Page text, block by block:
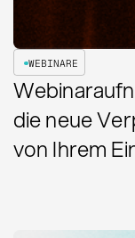
WEBINARE
die neue
von Ihrem